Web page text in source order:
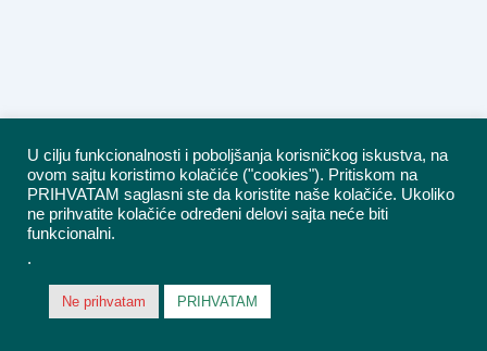
U cilju funkcionalnosti i poboljšanja korisničkog iskustva, na
ovom sajtu koristimo kolačiće ("cookies"). Pritiskom na
PRIHVATAM saglasni ste da koristite naše kolačiće. Ukoliko
ne prihvatite kolačiće određeni delovi sajta neće biti
funkcionalni.
.
Ne prihvatam PRIHVATAM